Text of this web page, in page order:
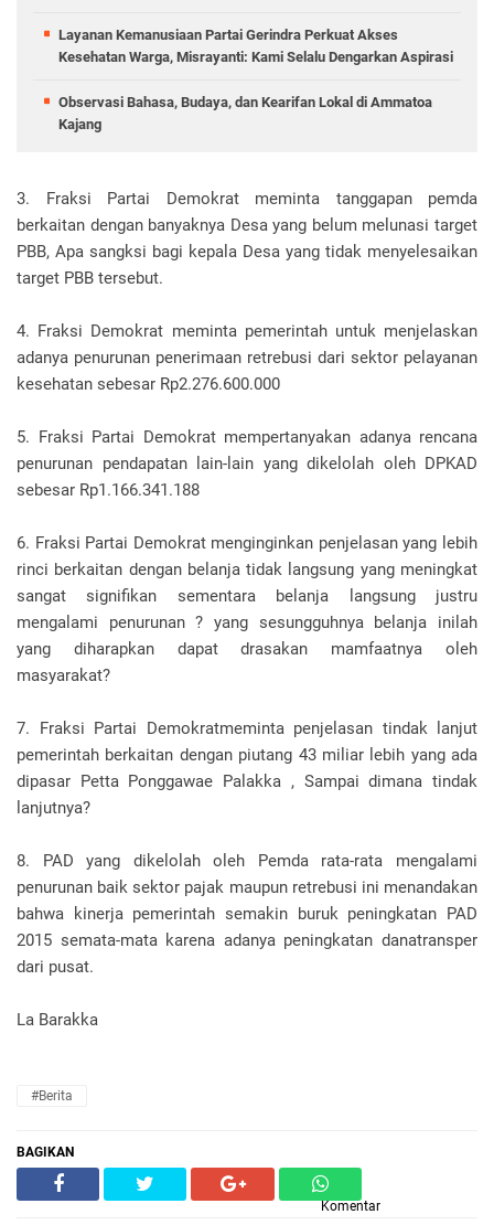
Layanan Kemanusiaan Partai Gerindra Perkuat Akses
Kesehatan Warga, Misrayanti: Kami Selalu Dengarkan Aspirasi
Observasi Bahasa, Budaya, dan Kearifan Lokal di Ammatoa
Kajang
3. Fraksi Partai Demokrat meminta tanggapan pemda
berkaitan dengan banyaknya Desa yang belum melunasi target
PBB, Apa sangksi bagi kepala Desa yang tidak menyelesaikan
target PBB tersebut.
4. Fraksi Demokrat meminta pemerintah untuk menjelaskan
adanya penurunan penerimaan retrebusi dari sektor pelayanan
kesehatan sebesar Rp2.276.600.000
5. Fraksi Partai Demokrat mempertanyakan adanya rencana
penurunan pendapatan lain-lain yang dikelolah oleh DPKAD
sebesar Rp1.166.341.188
6. Fraksi Partai Demokrat menginginkan penjelasan yang lebih
rinci berkaitan dengan belanja tidak langsung yang meningkat
sangat signifikan sementara belanja langsung justru
mengalami penurunan ? yang sesungguhnya belanja inilah
yang diharapkan dapat drasakan mamfaatnya oleh
masyarakat?
7. Fraksi Partai Demokratmeminta penjelasan tindak lanjut
pemerintah berkaitan dengan piutang 43 miliar lebih yang ada
dipasar Petta Ponggawae Palakka , Sampai dimana tindak
lanjutnya?
8. PAD yang dikelolah oleh Pemda rata-rata mengalami
penurunan baik sektor pajak maupun retrebusi ini menandakan
bahwa kinerja pemerintah semakin buruk peningkatan PAD
2015 semata-mata karena adanya peningkatan danatransper
dari pusat.
La Barakka
#Berita
BAGIKAN
Komentar